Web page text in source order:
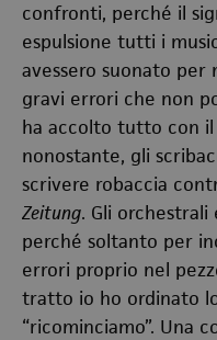
confronti, perché il
espulsione tutti i
avessero suonato per
gravi errori che non
ha accolto tutto con il
nonostante, gli
scrivere robaccia
Zeitung. Gli
perché soltanto per
errori proprio nel
tratto io ho ordinato
“ricominciamo”. Una